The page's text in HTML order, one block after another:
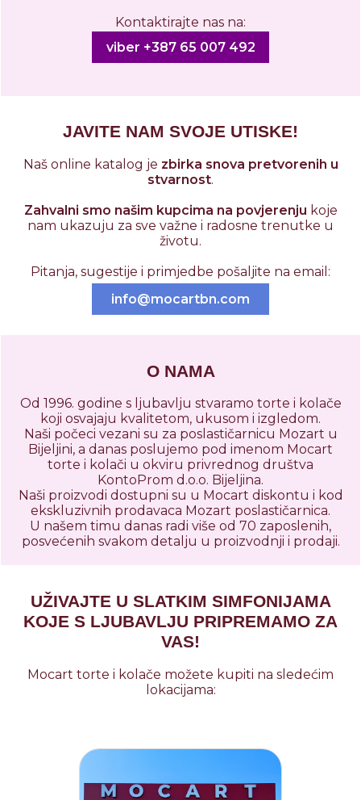
Kontaktirajte nas na:
viber +387 65 007 492
JAVITE NAM SVOJE UTISKE!
Naš online katalog je zbirka snova pretvorenih u
stvarnost.
Zahvalni smo našim kupcima na povjerenju koje
nam ukazuju za sve važne i radosne trenutke u
životu.
Pitanja, sugestije i primjedbe pošaljite na email:
info@mocartbn.com
O NAMA
Od 1996. godine s ljubavlju stvaramo torte i kolače
koji osvajaju kvalitetom, ukusom i izgledom.
Naši počeci vezani su za poslastičarnicu Mozart u
Bijeljini, a danas poslujemo pod imenom Mocart
torte i kolači u okviru privrednog društva
KontoProm d.o.o. Bijeljina.
Naši proizvodi dostupni su u Mocart diskontu i kod
ekskluzivnih prodavaca Mozart poslastičarnica.
U našem timu danas radi više od 70 zaposlenih,
posvećenih svakom detalju u proizvodnji i prodaji.
UŽIVAJTE U SLATKIM SIMFONIJAMA
KOJE S LJUBAVLJU PRIPREMAMO ZA
VAS!
Mocart torte i kolače možete kupiti na sledećim
lokacijama: